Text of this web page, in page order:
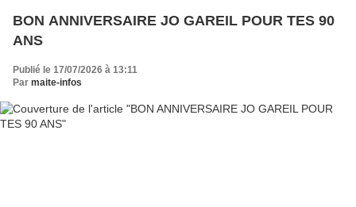
BON ANNIVERSAIRE JO GAREIL POUR TES 90
ANS
Publié le 17/07/2026 à 13:11
Par maite-infos